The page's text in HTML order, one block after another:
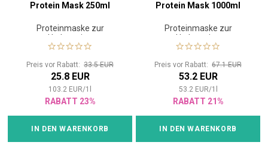
Protein Mask 250ml
Proteinmaske zur
Hydratation
Preis vor Rabatt: 33.5 EUR
25.8 EUR
103.2 EUR/1
RABATT 23%
IN DEN WARENKORB
Protein Mask 1000ml
Proteinmaske zur
Hydratation
Preis vor Rabatt: 67.1 EUR
53.2 EUR
53.2 EUR/1
RABATT 21%
IN DEN WARENKORB